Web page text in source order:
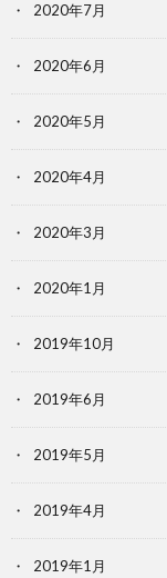
2020年7月
2020年6月
2020年5月
2020年4月
2020年3月
2020年1月
2019年10月
2019年6月
2019年5月
2019年4月
2019年1月